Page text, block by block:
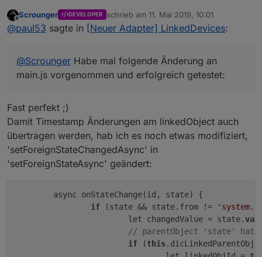
   async onStateChange(id, state) {
if (state && state.from !=
if (this.dicLinkedParentObjects &&
let linkedObjId =
// var linkedObjState = await
// if (linkedObj &&
//
// 	changedValue =
//
            // }
this.log.debug(`[onStateChange]
         }
// linkedObject 'state' hat sich
else if
Offline
Scrounger DEVELOPER schrieb am 11. Mai 2019, 10:01
zuletzt editiert von
@paul53 sagte in [Neuer Adapter] LinkedDevices:
@Scrounger Habe mal folgende Änderung an
main.js vorgenommen und erfolgreich getestet:
Fast perfekt ;)
Damit Timestamp Änderungen am linkedObject auch
übertragen werden, hab ich es noch etwas modifiziert,
'setForeignStateChangedAsync' in
'setForeignStateAsync' geändert:
if (state && state.from !=
			let changedValue = state.
val
// parentObject 'state' hat
if (this